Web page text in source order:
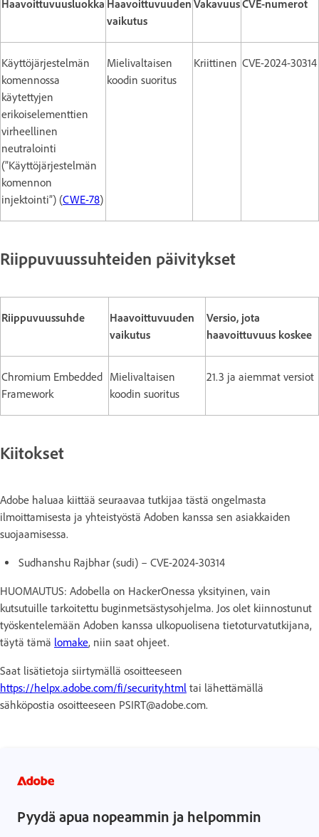
Haavoittuvuusluokka Haavoittuvuuden
vaikutus
VakavuusCVE-numerot
Käyttöjärjestelmän
komennossa
käytettyjen
erikoiselementtien
virheellinen
neutralointi
(”Käyttöjärjestelmän
komennon
injektointi”) (CWE-78)
Mielivaltaisen
koodin suoritus
Kriittinen CVE-2024-30314
Riippuvuussuhteiden päivitykset
Riippuvuussuhde
Haavoittuvuuden
vaikutus
Versio, jota
haavoittuvuus koskee
Chromium Embedded
Framework
Mielivaltaisen
koodin suoritus
21.3 ja aiemmat versiot
Kiitokset
Adobe haluaa kiittää seuraavaa tutkijaa tästä ongelmasta
ilmoittamisesta ja yhteistyöstä Adoben kanssa sen asiakkaiden
suojaamisessa.
Sudhanshu Rajbhar (sudi) – CVE-2024-30314
HUOMAUTUS: Adobella on HackerOnessa yksityinen, vain
kutsutuille tarkoitettu buginmetsästysohjelma. Jos olet kiinnostunut
työskentelemään Adoben kanssa ulkopuolisena tietoturvatutkijana,
täytä tämä lomake, niin saat ohjeet.
Saat lisätietoja siirtymällä osoitteeseen
https://helpx.adobe.com/fi/security.html tai lähettämällä
sähköpostia osoitteeseen PSIRT@adobe.com.
Pyydä apua nopeammin ja helpommin